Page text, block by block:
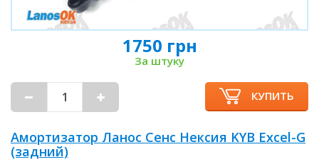
1750 грн
За штуку
КУПИТЬ
Амортизатор Ланос Сенс Нексия KYB Excel-G
(задний)